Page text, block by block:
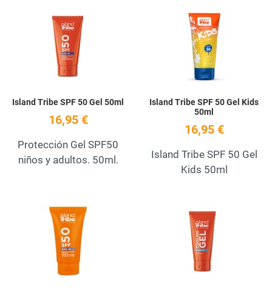
Add to Wishlist
Island Tribe SPF 50 Gel 50ml
16,95 €
Protección Gel SPF50
niños y adultos. 50ml.
Island Tribe SPF 50 Gel Kids
50ml
16,95 €
Island Tribe SPF 50 Gel
Kids 50ml
Add to Wishlist